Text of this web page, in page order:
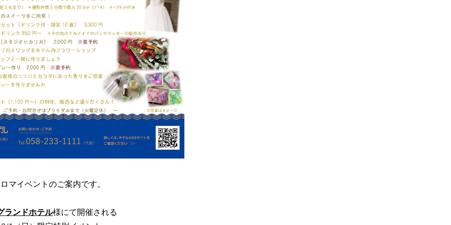
マイベントのご案内です。
ランドホテル様にて開催される